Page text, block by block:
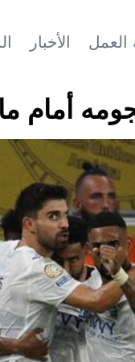
العمل الأخبار
أمام